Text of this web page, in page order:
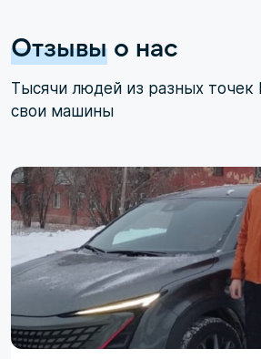
Отзывы о нас
Тысячи людей из разных
свои машины